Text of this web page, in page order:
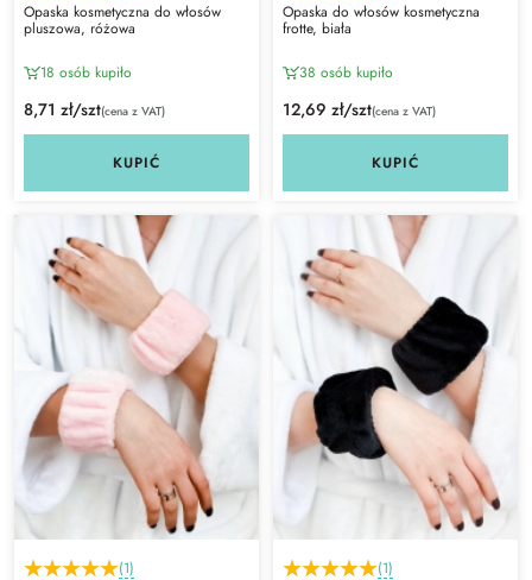
Opaska kosmetyczna do włosów
pluszowa, różowa
18 osób kupiło
8,71 zł/szt(cena z VAT)
KUPIĆ
Opaska do włosów kosmetyczna
frotte, biała
38 osób kupiło
12,69 zł/szt(cena z VAT)
KUPIĆ
(1) (1)